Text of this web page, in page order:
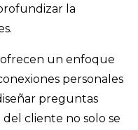
la
ofrecen un enfoque
personales
preguntas
cliente no solo se